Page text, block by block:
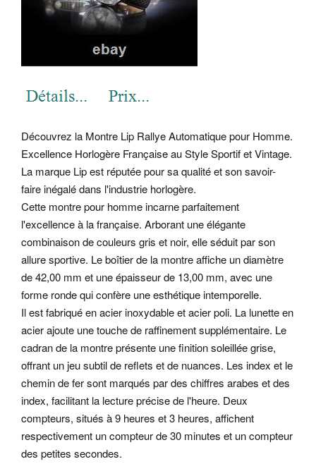
Découvrez la Montre Lip Rallye Automatique pour Homme.
Excellence Horlogère Française au Style Sportif et Vintage.
La marque Lip est réputée pour sa qualité et son savoir-
faire inégalé dans l'industrie horlogère.
Cette montre pour homme incarne parfaitement
l'excellence à la française. Arborant une élégante
combinaison de couleurs gris et noir, elle séduit par son
allure sportive. Le boîtier de la montre affiche un diamètre
de 42,00 mm et une épaisseur de 13,00 mm, avec une
forme ronde qui confère une esthétique intemporelle.
Il est fabriqué en acier inoxydable et acier poli. La lunette en
acier ajoute une touche de raffinement supplémentaire. Le
cadran de la montre présente une finition soleillée grise,
offrant un jeu subtil de reflets et de nuances. Les index et le
chemin de fer sont marqués par des chiffres arabes et des
index, facilitant la lecture précise de l'heure. Deux
compteurs, situés à 9 heures et 3 heures, affichent
respectivement un compteur de 30 minutes et un compteur
des petites secondes.